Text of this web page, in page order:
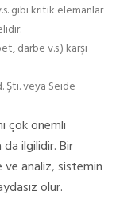
gibi kritik elemanlar
darbe v.s.) karşı
Şti. veya Seide
çok önemli
ilgilidir. Bir
ve analiz, sistemin
olur.